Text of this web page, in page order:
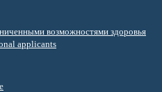
возможностями здоровья
applicants